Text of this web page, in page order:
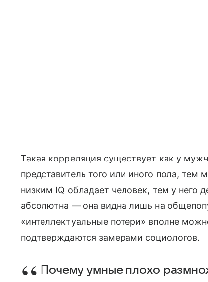
Такая корреляция существует как у
представитель того или иного пола, тем
низким IQ обладает человек, тем у него
абсолютна — она видна лишь на
«интеллектуальные потери» вполне
подтверждаются замерами социологов.
Почему умные плохо